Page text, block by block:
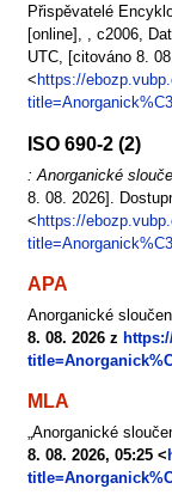
Přispěvatelé
[online], , c2006,
UTC, [citováno 8.
< https://
ISO 690-2 (2)
: Anorganické
8. 08. 2026].
< https://
APA
Anorganické
8. 08. 2026 z
MLA
„Anorganické
8. 08. 2026, 05:25 <